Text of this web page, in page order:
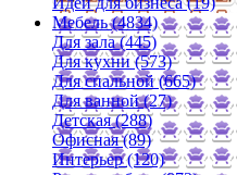
Мебель (4834)
Для зала (445)
Для кухни (573)
Для спальной (665)
Для ванной (27)
Детская (288)
Офисная (89)
Интерьер (120)